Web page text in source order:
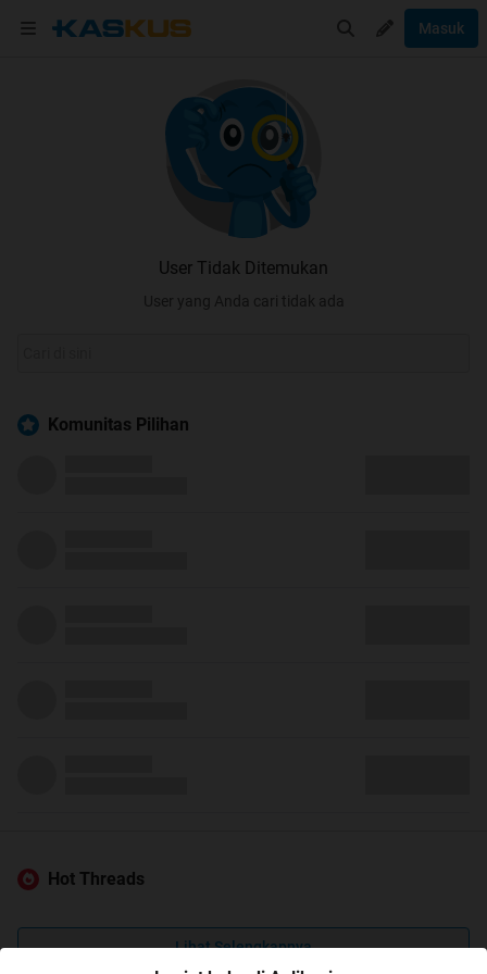
Masuk
User Tidak Ditemukan
User yang Anda cari tidak ada
Komunitas Pilihan
Hot Threads
Lihat Selengkapnya